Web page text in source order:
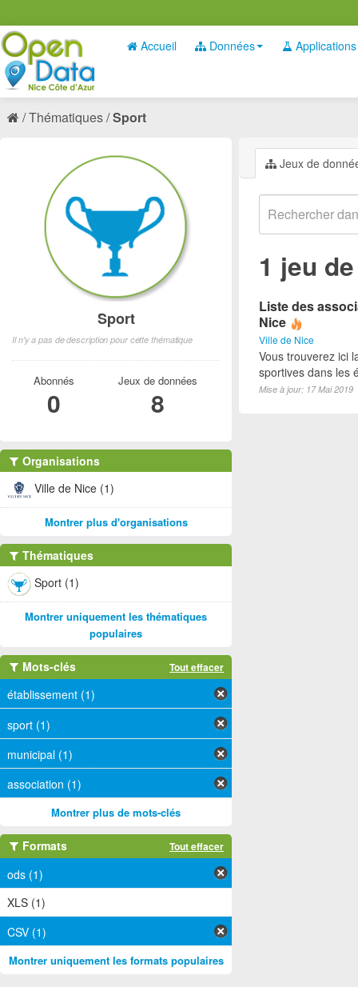
Accueil Données Applications
Thématiques Sport
Jeux de
1 jeu
Liste des
Nice
Ville de Nice
Vous trouverez ici
sportives dans les
Mise à jour: 17 Mai 2019
Sport
Il n'y a pas de description pour cette thématique
Abonnés
0
Jeux de données
8
Organisations
Ville de Nice (1)
Montrer plus d'organisations
Thématiques
Sport (1)
Montrer uniquement les thématiques
populaires
Mots-clés Tout effacer
établissement (1)
sport (1)
municipal (1)
association (1)
Montrer plus de mots-clés
Formats Tout effacer
ods (1)
XLS (1)
CSV (1)
Montrer uniquement les formats populaires